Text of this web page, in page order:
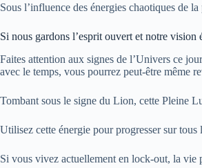
Sous l’influence des énergies chaotiques de
Si nous gardons l’esprit ouvert et notre
Faites attention aux signes de l’Univers ce
avec le temps, vous pourrez peut-être même
Tombant sous le signe du Lion, cette Pleine
Utilisez cette énergie pour progresser sur
Si vous vivez actuellement en lock-out, la vie